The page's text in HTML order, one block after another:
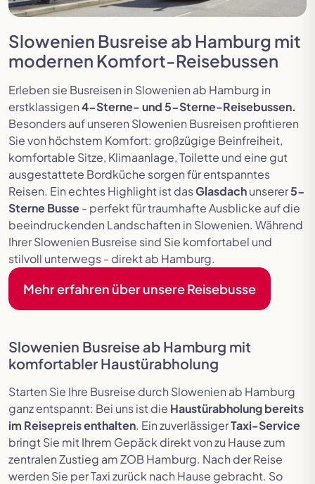
Slowenien Busreise ab Hamburg mit
modernen Komfort-Reisebussen
Erleben sie Busreisen in Slowenien ab Hamburg in
erstklassigen4-Sterne- und 5-Sterne-Reisebussen.
Besonders auf unseren Slowenien Busreisen profitieren
Sie von höchstem Komfort: großzügige Beinfreiheit,
komfortable Sitze, Klimaanlage, Toilette und eine gut
ausgestattete Bordküche sorgen für entspanntes
Reisen. Ein echtes Highlight ist dasGlasdachunserer5-
Sterne Busse- perfekt für traumhafte Ausblicke auf die
beeindruckenden Landschaften in Slowenien. Während
Ihrer Slowenien Busreise sind Sie komfortabel und
stilvoll unterwegs - direkt ab Hamburg.
Mehr erfahren über unsere Reisebusse
Slowenien Busreise ab Hamburg mit
komfortabler Haustürabholung
Starten Sie Ihre Busreise durch Slowenien ab Hamburg
ganz entspannt: Bei uns ist die Haustürabholung bereits
im Reisepreis enthalten. Ein zuverlässigerTaxi-Service
bringt Sie mit Ihrem Gepäck direkt von zu Hause zum
zentralen Zustieg am ZOB Hamburg. Nach der Reise
werden Sie per Taxi zurück nach Hause gebracht. So